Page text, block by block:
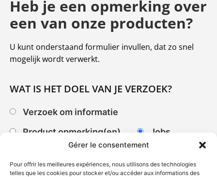
Gérer le consentement
Pour offrir les meilleures expériences, nous utilisons des technologies
telles que les cookies pour stocker et/ou accéder aux informations des
Heb je een opmerking over
een van onze producten?
U kunt onderstaand formulier invullen, dat zo snel
mogelijk wordt verwerkt.
WAT IS HET DOEL VAN JE VERZOEK?
Verzoek om informatie
Product opmerking(en)
Jobs